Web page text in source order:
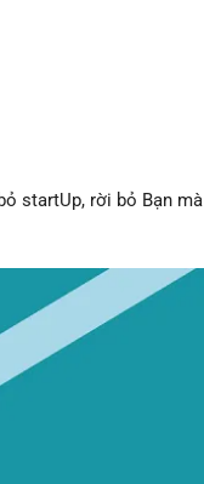
startUp, rời bỏ Bạn mà